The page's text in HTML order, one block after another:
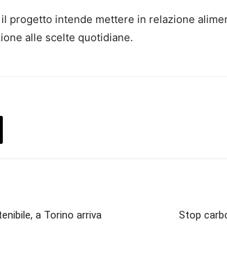
progetto intende mettere in relazione
alle scelte quotidiane.
a Torino arriva
Stop